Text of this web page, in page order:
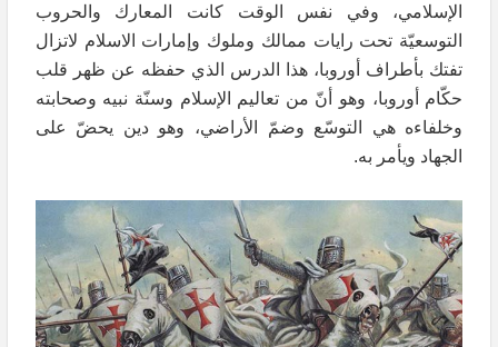
الإسلامي، وفي نفس الوقت كانت المعارك والحروب
التوسعيّة تحت رايات ممالك وملوك وإمارات الاسلام لاتزال
تفتك بأطراف أوروبا، هذا الدرس الذي حفظه عن ظهر قلب
حكّام أوروبا، وهو أنّ من تعاليم الإسلام وسنّة نبيه وصحابته
وخلفاءه هي التوسّع وضمّ الأراضي، وهو دين يحضّ على
الجهاد ويأمر به.